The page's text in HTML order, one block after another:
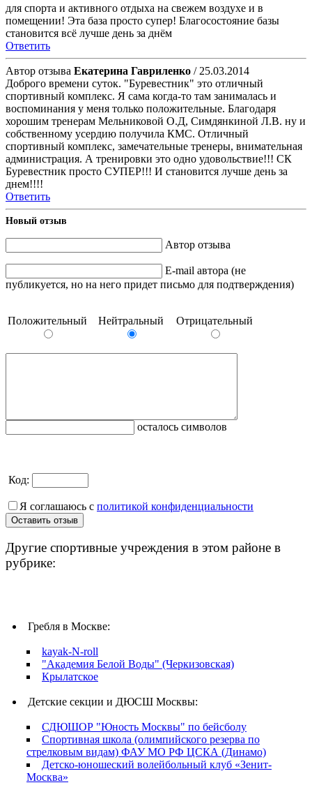
для спорта и активного отдыха на свежем воздухе и в
помещении! Эта база просто супер! Благосостояние базы
становится всё лучше день за днём
Ответить
Автор отзыва Екатерина Гавриленко / 25.03.2014
Доброго времени суток. "Буревестник" это отличный
спортивный комплекс. Я сама когда-то там занималась и
воспоминания у меня только положительные. Благодаря
хорошим тренерам Мельниковой О.Д, Симдянкиной Л.В. ну и
собственному усердию получила КМС. Отличный
спортивный комплекс, замечательные тренеры, внимательная
администрация. А тренировки это одно удовольствие!!! СК
Буревестник просто СУПЕР!!! И становится лучше день за
днем!!!!
Ответить
Новый отзыв
Автор отзыва
E-mail автора (не
публикуется, но на него придет письмо для подтверждения)
Положительный Нейтральный Отрицательный
осталось символов
Код:
Я соглашаюсь с политикой конфиденциальности
Другие спортивные учреждения в этом районе в
рубрике:
Гребля в Москве:
kayak-N-roll
"Академия Белой Воды" (Черкизовская)
Крылатское
Детские секции и ДЮСШ Москвы:
СДЮШОР "Юность Москвы" по бейсболу
Спортивная школа (олимпийского резерва по
стрелковым видам) ФАУ МО РФ ЦСКА (Динамо)
Детско-юношеский волейбольный клуб «Зенит-
Москва»